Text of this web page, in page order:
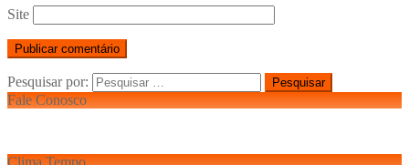
Site
Pesquisar por:
Fale Conosco